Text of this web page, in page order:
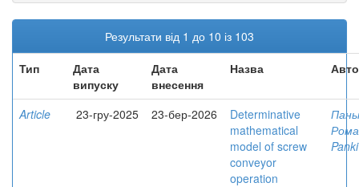
Результати від 1 до 10 із 103
Тип
Дата
випуску
Дата
внесення
Назва
Article 23-гру-2025 23-бер-2026
Determinative
mathematical
model of screw
conveyor
operation